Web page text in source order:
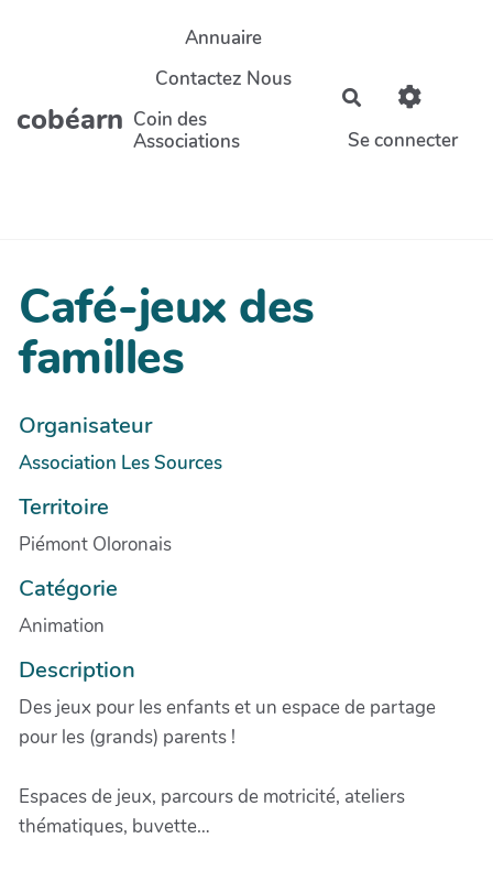
Aller au contenu principal
cobéarn
Annuaire
Contactez Nous
Coin des
Associations
Rechercher
Se connecter
Café-jeux des
familles
Organisateur
Association Les Sources
Territoire
Piémont Oloronais
Catégorie
Animation
Description
Des jeux pour les enfants et un espace de partage
pour les (grands) parents !
Espaces de jeux, parcours de motricité, ateliers
thématiques, buvette…